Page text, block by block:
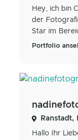
Hey, ich bin
der
Star im
Portfolio
Ranstadt,
Hallo Ihr